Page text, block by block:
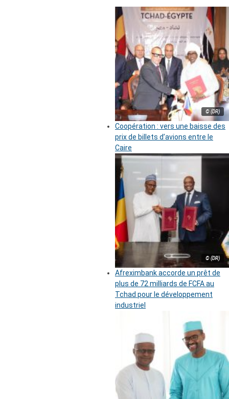
© (DR)
Coopération : vers une baisse des
prix de billets d’avions entre le
Caire
© (DR)
Afreximbank accorde un prêt de
plus de 72 milliards de FCFA au
Tchad pour le développement
industriel